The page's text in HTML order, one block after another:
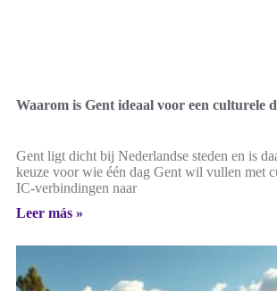
Waarom is Gent ideaal voor een culturele
Gent ligt dicht bij Nederlandse steden en is
keuze voor wie één dag Gent wil vullen met
IC-verbindingen naar
Leer más »